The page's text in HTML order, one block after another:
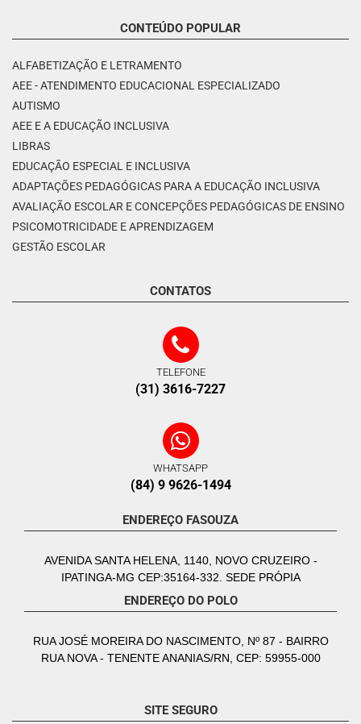
CONTEÚDO POPULAR
ALFABETIZAÇÃO E LETRAMENTO
AEE - ATENDIMENTO EDUCACIONAL ESPECIALIZADO
AUTISMO
AEE E A EDUCAÇÃO INCLUSIVA
LIBRAS
EDUCAÇÃO ESPECIAL E INCLUSIVA
ADAPTAÇÕES PEDAGÓGICAS PARA A EDUCAÇÃO INCLUSIVA
AVALIAÇÃO ESCOLAR E CONCEPÇÕES PEDAGÓGICAS DE ENSINO
PSICOMOTRICIDADE E APRENDIZAGEM
GESTÃO ESCOLAR
CONTATOS
TELEFONE
(31) 3616-7227
WHATSAPP
(84) 9 9626-1494
ENDEREÇO FASOUZA
AVENIDA SANTA HELENA, 1140, NOVO CRUZEIRO -
IPATINGA-MG CEP:35164-332. SEDE PRÓPIA
ENDEREÇO DO POLO
RUA JOSÉ MOREIRA DO NASCIMENTO, Nº 87 - BAIRRO
RUA NOVA - TENENTE ANANIAS/RN, CEP: 59955-000
SITE SEGURO